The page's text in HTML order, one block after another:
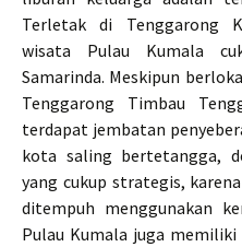
Terletak di Tenggarong
wisata Pulau Kumala
Samarinda. Meskipun
Tenggarong Timbau
terdapat jembatan
kota saling bertetangga,
yang cukup strategis,
ditempuh menggunakan
Pulau Kumala juga